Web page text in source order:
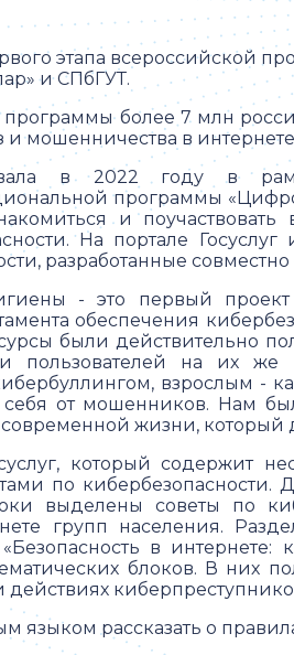
этапа всероссийской
и СПбГУТ.
более 7 млн
мошенничества в
в 2022 году в
программы
и
На портале
разработанные
- это первый проект
обеспечения
были действительно
пользователей на их
взрослым -
от мошенников. Нам
жизни, который
который содержит
по кибербезопасности.
выделены советы по
групп населения.
в интернете:
блоков. В них
действиях
языком рассказать о